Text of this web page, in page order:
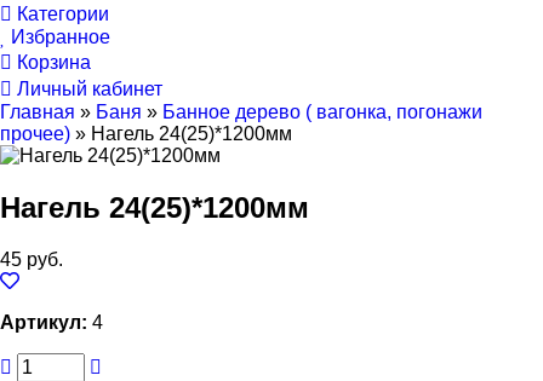
Категории
Избранное
Корзина
Личный кабинет
Главная » Баня » Банное дерево ( вагонка, погонажи
прочее) » Нагель 24(25)*1200мм
Нагель 24(25)*1200мм
45 руб.
Артикул: 4